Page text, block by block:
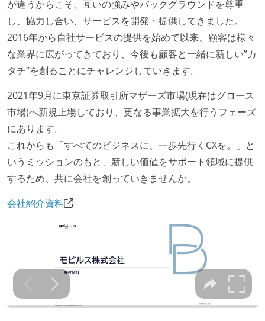
が違うからこそ、互いの強みやバックグラウンドを尊重
し、協力し合い、サービスを開発・提供してきました。
2016年から自社サービスの提供を始めて以来、顧客は様々
な業界に広がってきており、今後も顧客と一緒に新しい”カ
タチ”を創ることにチャレンジしていきます。
2021年9月に東京証券取引所マザーズ市場(現在はグロース
市場)へ新規上場しており、更なる事業拡大を行うフェーズ
にあります。
これからも「すべてのビジネスに、一歩先行くCXを。」と
いうミッションのもと、新しい価値をサポート領域に提供
するため、共に会社を創っていきませんか。
会社紹介資料